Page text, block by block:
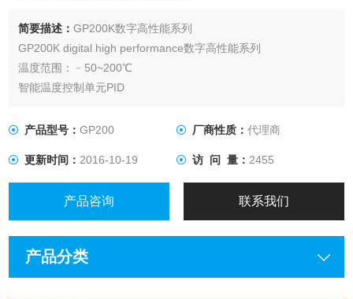
简要描述：GP200K数字高性能系列
GP200K digital high performance数字高性能系列
温度范围：﹣50~200℃
智能温度控制单元PID
460mbar
产品型号：GP200 厂商性质： 代理商
更新时间：2016-10-19 访 问 量： 2455
产品咨询 联系我们
产品分类